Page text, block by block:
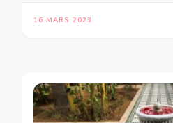
16 MARS 2023